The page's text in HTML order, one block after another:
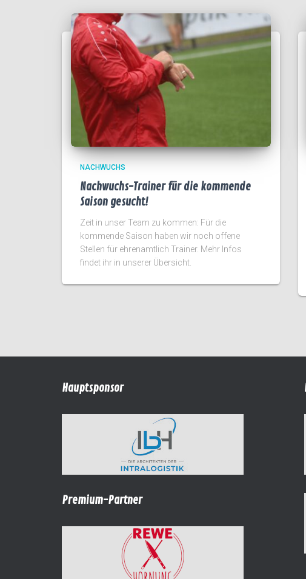
NACHWUCHS
Nachwuchs-Trainer für die kommende
Saison gesucht!
Zeit in unser Team zu kommen: Für die
kommende Saison haben wir noch offene
Stellen für ehrenamtlich Trainer. Mehr Infos
findet ihr in unserer Übersicht.
Hauptsponsor
Premium-Partner